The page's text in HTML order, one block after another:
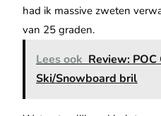
had ik massive zweten
van 25 graden.
Lees ook Review:
Ski/Snowboard bril